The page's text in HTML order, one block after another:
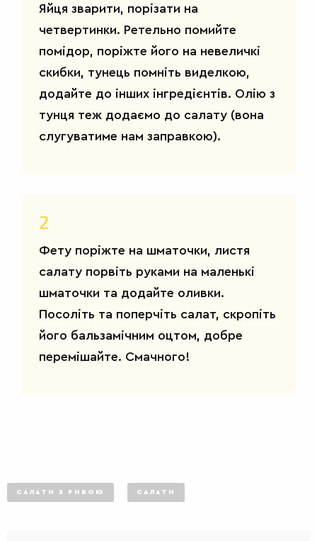
Яйця зварити, порізати на
четвертинки. Ретельно помийте
помідор, поріжте його на невеличкі
скибки, тунець помніть виделкою,
додайте до інших інгредієнтів. Олію з
тунця теж додаємо до салату (вона
слугуватиме нам заправкою).
2
Фету поріжте на шматочки, листя
салату порвіть руками на маленькі
шматочки та додайте оливки.
Посоліть та поперчіть салат, скропіть
його бальзамічним оцтом, добре
перемішайте. Смачного!
САЛАТИ З РИБОЮ САЛАТИ